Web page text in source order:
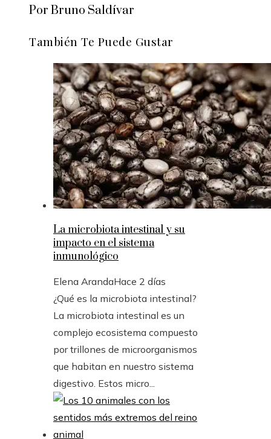
Por Bruno Saldívar
También Te Puede Gustar
La microbiota intestinal y su
impacto en el sistema
inmunológico
Elena ArandaHace 2 días
¿Qué es la microbiota intestinal?
La microbiota intestinal es un
complejo ecosistema compuesto
por trillones de microorganismos
que habitan en nuestro sistema
digestivo. Estos micro...